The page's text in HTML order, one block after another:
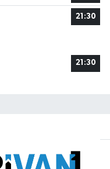
21:30
21:30